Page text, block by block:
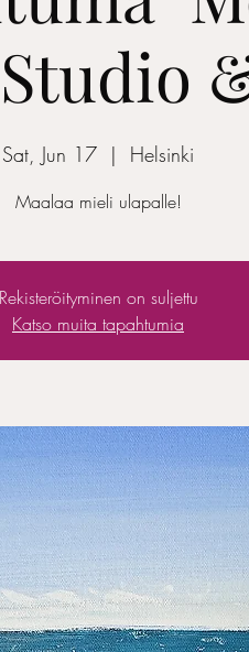
Sat, Jun 17
  |
Helsinki
Maalaa mieli ulapalle!
Rekisteröityminen on suljettu
Katso muita tapahtumia